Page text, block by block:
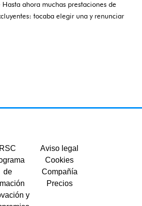
ahora muchas prestaciones de
tocaba elegir una y renunciar
RSC
de
y
Aviso legal
Cookies
Compañía
Precios